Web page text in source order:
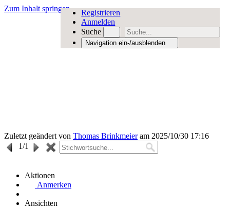
Zum Inhalt springen
Registrieren
Anmelden
Suche
Navigation ein-/ausblenden
Zuletzt geändert von Thomas Brinkmeieram 2025/10/30 17:16
1/1
Aktionen
Anmerken
Ansichten